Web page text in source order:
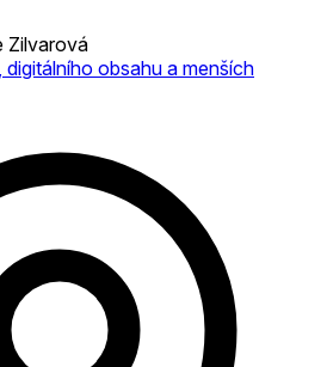
Zilvarová
obsahu a menších